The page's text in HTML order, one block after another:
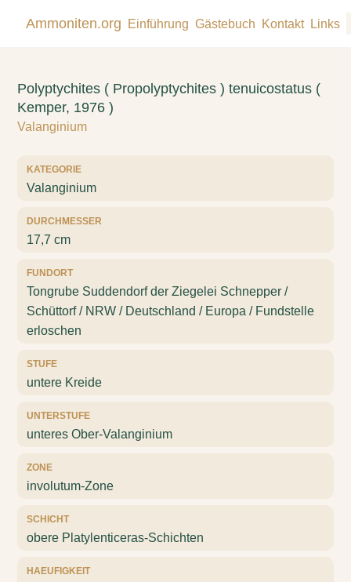
Ammoniten.org Einführung Gästebuch Kontakt Links
Polyptychites ( Propolyptychites ) tenuicostatus (
Kemper, 1976 )
Valanginium
KATEGORIE
Valanginium
DURCHMESSER
17,7 cm
FUNDORT
Tongrube Suddendorf der Ziegelei Schnepper /
Schüttorf / NRW / Deutschland / Europa / Fundstelle
erloschen
STUFE
untere Kreide
UNTERSTUFE
unteres Ober-Valanginium
ZONE
involutum-Zone
SCHICHT
obere Platylenticeras-Schichten
HAEUFIGKEIT